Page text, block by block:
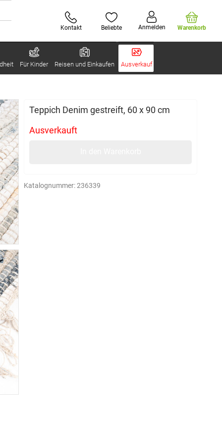
Kontakt Beliebte Anmelden Warenkorb
Für Kinder Reisen und Einkaufen Ausverkauf
Teppich Denim gestreift, 60 x 90 cm
Ausverkauft
Katalognummer:236339